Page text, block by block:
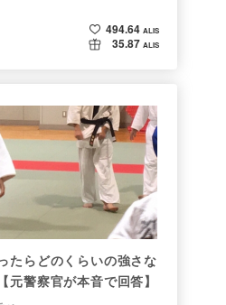
494.64 ALIS
35.87 ALIS
たらどのくらいの強さな
警察官が本音で回答】